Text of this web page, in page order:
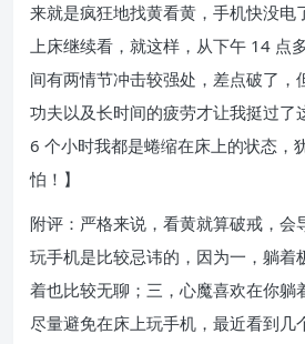
来就是疯狂地找黄看黄，手机快没电
上床继续看，就这样，从下午 14 点
间有两情节冲击较强处，差点破了，
功夫以及长时间的疲劳才让我挺过了
6 个小时我都是蜷缩在床上的状态，
怕！】
附评：严格来说，看黄就算破戒，会
玩手机是比较忌讳的，因为一，躺着
着也比较无聊；三，心魔喜欢在你躺
尽量避免在床上玩手机，最近看到几